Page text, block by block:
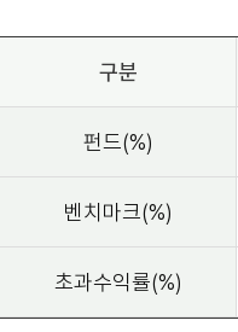
구분
펀드(%)
벤치마크(%)
초과수익률(%)